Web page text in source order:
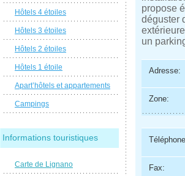
propose
déguster
un
Adresse:
Zone:
Fax:
Hôtels 4 étoiles
Hôtels 3 étoiles
Hôtels 2 étoiles
Hôtels 1 étoile
Apart’hôtels et appartements
Campings
Informations touristiques
Carte de Lignano